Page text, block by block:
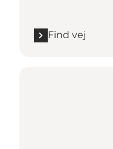
Find vej